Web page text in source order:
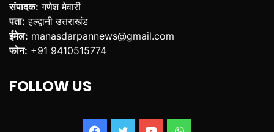
संपादक: गणेश मेवारी
पता: हल्द्वानी उत्तराखंड
ईमेल: manasdarpannews@gmail.com
फोन: +91 9410515774
FOLLOW US